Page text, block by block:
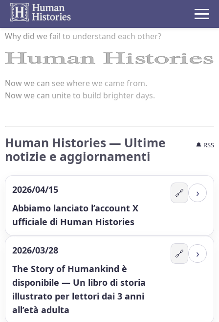
Why did we fail to understand each other?
Human Histories
Now we can see where we came from.
Now we can unite to build brighter days.
Human Histories — Ultime
notizie e aggiornamenti
🔔 RSS
2026/04/15
Abbiamo lanciato l’account X
ufficiale di Human Histories
🔗 ›
2026/03/28
The Story of Humankind è
disponibile — Un libro di storia
illustrato per lettori dai 3 anni
all’età adulta
🔗 ›